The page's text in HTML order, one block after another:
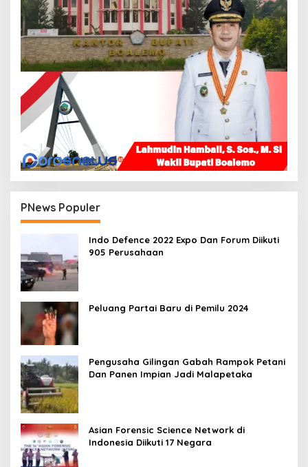
PNews Populer
Indo Defence 2022 Expo Dan Forum Diikuti
905 Perusahaan
Peluang Partai Baru di Pemilu 2024
Pengusaha Gilingan Gabah Rampok Petani
Dan Panen Impian Jadi Malapetaka
Asian Forensic Science Network di
Indonesia Diikuti 17 Negara